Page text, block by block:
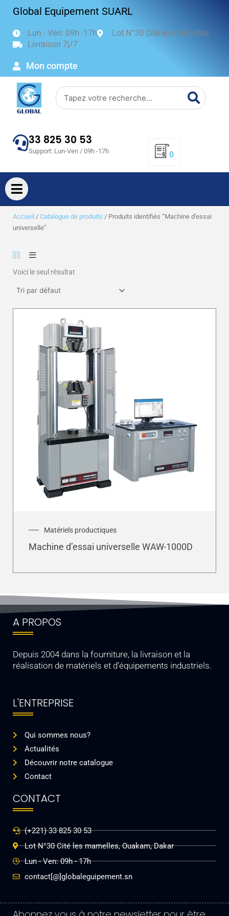
Global Equipement SUARL
Lun - Ven: 09h -17h
Lot N°30 Cité les mamelles
Livraison 7j/7
Mon compte
Search
33 825 30 53
Support: Lun-Ven / 09h -17h 0
Accueil / Catalogue de produits / Produits identifiés “Machine d'essai
universelle”
Voici le seul résultat
Matériels productiques
Machine d’essai universelle WAW-1000D
A PROPOS
Depuis 2004 dans la fourniture, la livraison et la
réalisation de matériels et d’équipements industriels.
L'ENTREPRISE
Qui sommes nous?
Actualités
Découvrir notre catalogue
Contact
CONTACT
(+221) 33 825 30 53
Lot N°30 Cité les mamelles, Ouakam, Dakar
Lun - Ven: 09h - 17h
contact[@]globaleguipement.sn